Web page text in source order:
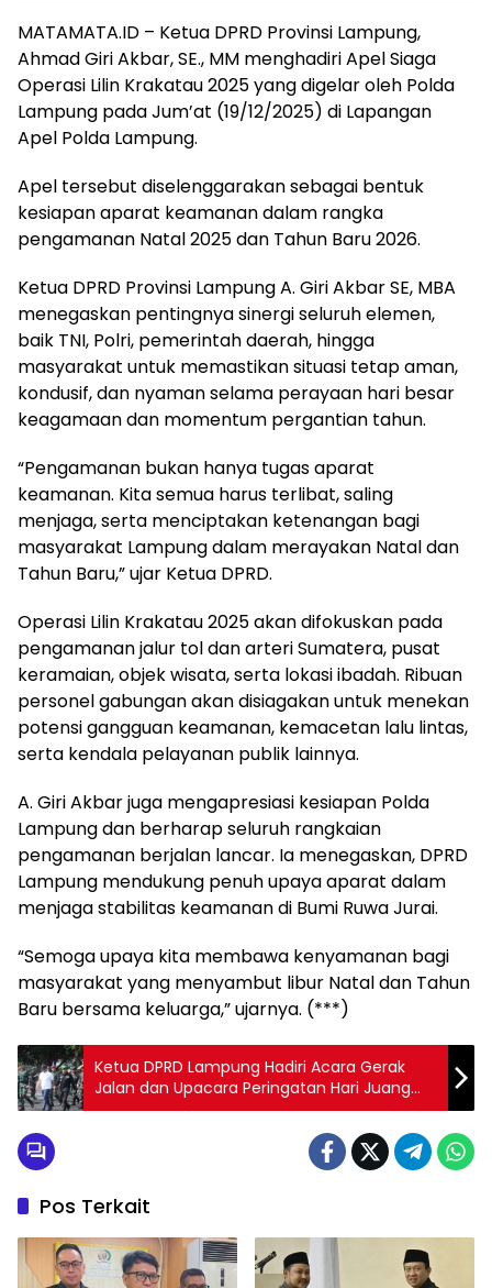
MATAMATA.ID – Ketua DPRD Provinsi Lampung,
Ahmad Giri Akbar, SE., MM menghadiri Apel Siaga
Operasi Lilin Krakatau 2025 yang digelar oleh Polda
Lampung pada Jum’at (19/12/2025) di Lapangan
Apel Polda Lampung.
Apel tersebut diselenggarakan sebagai bentuk
kesiapan aparat keamanan dalam rangka
pengamanan Natal 2025 dan Tahun Baru 2026.
Ketua DPRD Provinsi Lampung A. Giri Akbar SE, MBA
menegaskan pentingnya sinergi seluruh elemen,
baik TNI, Polri, pemerintah daerah, hingga
masyarakat untuk memastikan situasi tetap aman,
kondusif, dan nyaman selama perayaan hari besar
keagamaan dan momentum pergantian tahun.
“Pengamanan bukan hanya tugas aparat
keamanan. Kita semua harus terlibat, saling
menjaga, serta menciptakan ketenangan bagi
masyarakat Lampung dalam merayakan Natal dan
Tahun Baru,” ujar Ketua DPRD.
Operasi Lilin Krakatau 2025 akan difokuskan pada
pengamanan jalur tol dan arteri Sumatera, pusat
keramaian, objek wisata, serta lokasi ibadah. Ribuan
personel gabungan akan disiagakan untuk menekan
potensi gangguan keamanan, kemacetan lalu lintas,
serta kendala pelayanan publik lainnya.
A. Giri Akbar juga mengapresiasi kesiapan Polda
Lampung dan berharap seluruh rangkaian
pengamanan berjalan lancar. Ia menegaskan, DPRD
Lampung mendukung penuh upaya aparat dalam
menjaga stabilitas keamanan di Bumi Ruwa Jurai.
“Semoga upaya kita membawa kenyamanan bagi
masyarakat yang menyambut libur Natal dan Tahun
Baru bersama keluarga,” ujarnya. (***)
Ketua DPRD Lampung Hadiri Acara Gerak
Jalan dan Upacara Peringatan Hari Juang
Infanteri ke-77
Pos Terkait